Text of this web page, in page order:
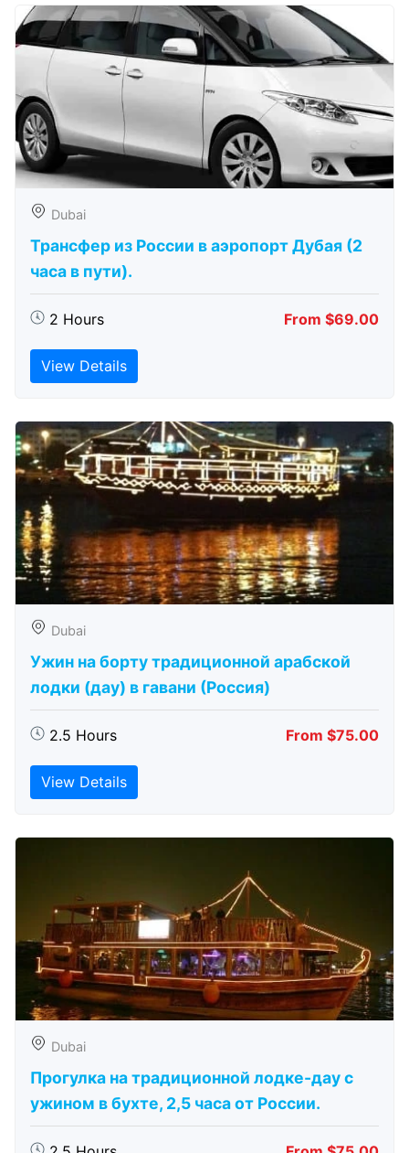
Dubai
Трансфер из России в аэропорт Дубая (2
часа в пути).
2 Hours From $69.00
View Details
Dubai
Ужин на борту традиционной арабской
лодки (дау) в гавани (Россия)
2.5 Hours From $75.00
View Details
Dubai
Прогулка на традиционной лодке-дау с
ужином в бухте, 2,5 часа от России.